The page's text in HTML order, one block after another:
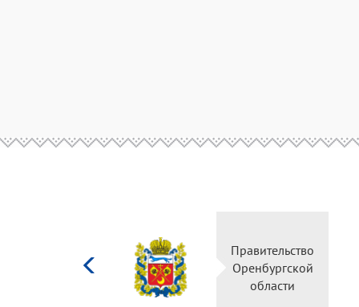
Правительство
Оренбургской
области